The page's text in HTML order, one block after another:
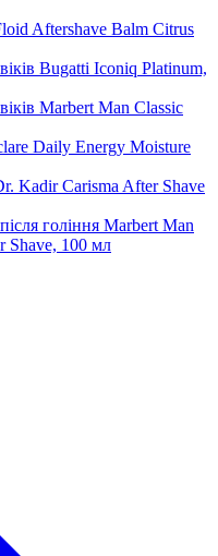
Aftershave Balm Citrus
Bugatti Iconiq Platinum,
Marbert Man Classic
Daily Energy Moisture
Kadir Carisma After Shave
гоління Marbert Man
Shave, 100 мл